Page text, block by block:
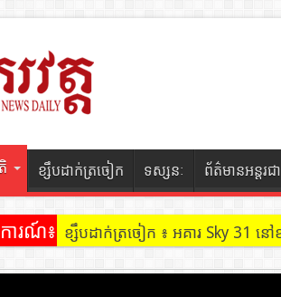
ខ្សឹបដាក់ត្រចៀក ទស្សនៈ ព័ត៌មានអន្តរជ
ារណ៍៖ ខ្សឹបដាក់ត្រចៀក ៖ អគារ Sky 31